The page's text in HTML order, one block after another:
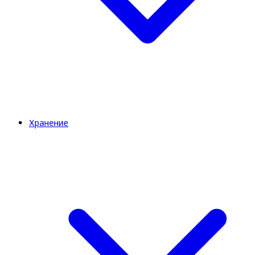
Хранение